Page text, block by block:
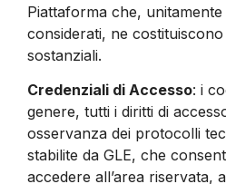
Piattaforma che,
considerati, ne
sostanziali.
Credenziali di Accesso: i
genere, tutti i diritti di
osservanza dei protocolli
stabilite da GLE, che
accedere all’area riservata,